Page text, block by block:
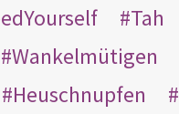
Tah
Wankelmütigen
Heuschnupfen